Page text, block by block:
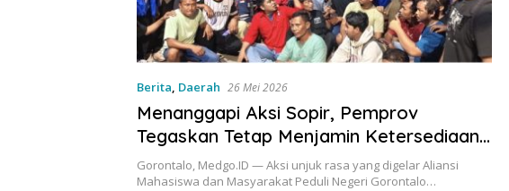
Berita, Daerah 26 Mei 2026
Menanggapi Aksi Sopir, Pemprov
Tegaskan Tetap Menjamin Ketersediaan
BBM Solar
Gorontalo, Medgo.ID — Aksi unjuk rasa yang digelar Aliansi
Mahasiswa dan Masyarakat Peduli Negeri Gorontalo…